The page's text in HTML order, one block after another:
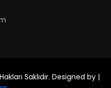
Saklıdır. Designed by |